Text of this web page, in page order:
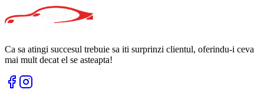
Ca sa atingi succesul trebuie sa iti surprinzi clientul, oferindu-i ceva
mai mult decat el se asteapta!